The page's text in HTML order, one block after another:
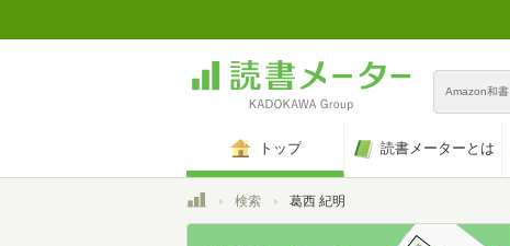
Amazon和書
トップ 読書メーターとは
トップ検索 葛西 紀明